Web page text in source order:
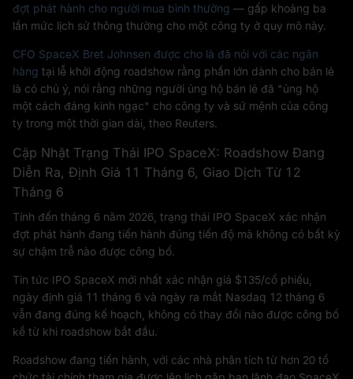
đợt phát hành cho người mua bình thường — gấp khoảng ba
lần mức lịch sử thông thường cho một công ty ở quy mô này.
CFO SpaceX Bret Johnsen được cho là đã nói với các ngân
hàng tại lễ khởi động roadshow rằng phần lớn dành cho bán lẻ
là có chủ ý, nói rằng những người ủng hộ bán lẻ đã "ủng hộ
một cách đáng kinh ngạc" cho công ty và sứ mệnh của công
ty trong một thời gian dài, theo Reuters.
Cập Nhật Trạng Thái IPO SpaceX: Roadshow Đang
Diễn Ra, Định Giá 11 Tháng 6, Giao Dịch Từ 12
Tháng 6
Tính đến tháng 6 năm 2026, trạng thái IPO SpaceX xác nhận
đợt phát hành đang tiến hành đúng tiến độ mà không có bất kỳ
sự chậm trễ nào được công bố.
Tin tức IPO SpaceX mới nhất xác nhận giá $135/cổ phiếu,
ngày định giá 11 tháng 6 và ngày ra mắt Nasdaq 12 tháng 6
vẫn đang đúng kế hoạch, không có thay đổi nào được công bố
kể từ khi roadshow bắt đầu.
Roadshow đang tiến hành, với các nhà phân tích từ hơn 20 tổ